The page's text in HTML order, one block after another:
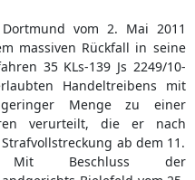
vom 2. Mai 2011
massiven Rückfall in seine
35 KLs-139 Js 2249/10-
Handeltreibens mit
Menge zu einer
verurteilt, die er nach
ab dem 11.
Beschluss der